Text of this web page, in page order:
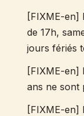
[FIXME-en]
de 17h,
jours fériés
[FIXME-en]
ans ne sont
[FIXME-en]